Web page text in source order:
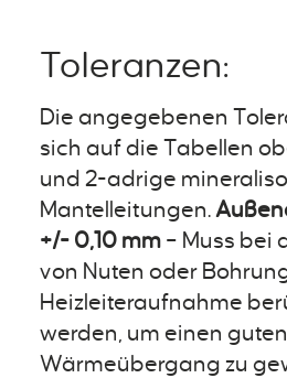
Toleranzen:
Die angegebenen
sich auf die Tabellen
und 2-adrige
Mantelleitungen.
+/- 0,10 mm – Muss bei
von Nuten oder
Heizleiteraufnahme
werden, um einen guten
Wärmeübergang zu